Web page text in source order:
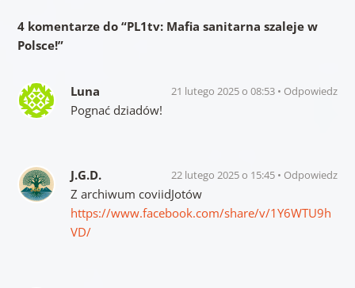
4 komentarze do “PL1tv: Mafia sanitarna szaleje w
Polsce!”
Luna 21 lutego 2025 o 08:53 Odpowiedz
Pognać dziadów!
J.G.D. 22 lutego 2025 o 15:45 Odpowiedz
Z archiwum coviidJotów
https://www.facebook.com/share/v/1Y6WTU9h
VD/